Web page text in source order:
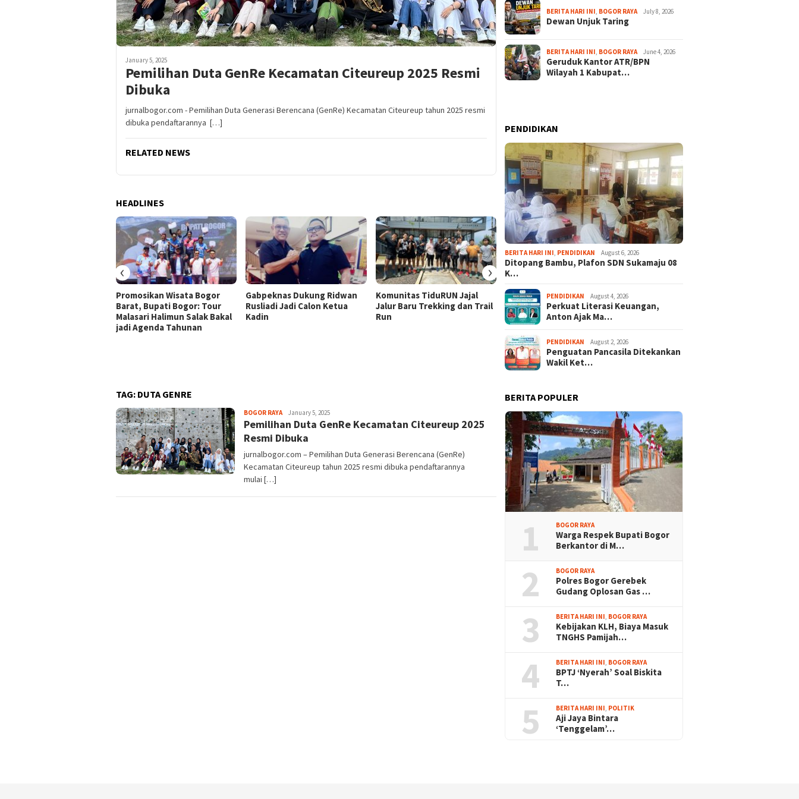
January 5, 2025
Pemilihan Duta GenRe Kecamatan Citeureup 2025 Resmi
Dibuka
jurnalbogor.com - Pemilihan Duta Generasi Berencana (GenRe) Kecamatan Citeureup tahun 2025 resmi
dibuka pendaftarannya […]
RELATED NEWS
HEADLINES
Promosikan Wisata Bogor
Barat, Bupati Bogor: Tour
Malasari Halimun Salak Bakal
jadi Agenda Tahunan
Gabpeknas Dukung Ridwan
Rusliadi Jadi Calon Ketua
Kadin
Komunitas TiduRUN Jajal
Jalur Baru Trekking dan Trail
Run
DPC Partai Demokrat
Kabupaten Bogor Gelar
Lomba Pidato “AHY Muda”,
Dorong Generasi Muda
Berani Bersuara dan Merawat
Demokrasi
Kabupaten Bogor Hadirkan
‹ ›
TAG: DUTA GENRE
BOGOR RAYASayyev
January 5, 2025
Pemilihan Duta GenRe Kecamatan Citeureup 2025
Resmi Dibuka
jurnalbogor.com – Pemilihan Duta Generasi Berencana (GenRe)
Kecamatan Citeureup tahun 2025 resmi dibuka pendaftarannya
mulai […]
BERITA HARI INI BOGOR RAYA July 8, 2026
Dewan Unjuk Taring
BERITA HARI INI BOGOR RAYA June 4, 2026
Geruduk Kantor ATR/BPN
Wilayah 1 Kabupat…
PENDIDIKAN
BERITA HARI INI PENDIDIKAN August 6, 2026
Ditopang Bambu, Plafon SDN Sukamaju 08
K…
PENDIDIKAN August 4, 2026
Perkuat Literasi Keuangan,
Anton Ajak Ma…
PENDIDIKAN August 2, 2026
Penguatan Pancasila Ditekankan
Wakil Ket…
BERITA POPULER
1 BOGOR RAYA
Warga Respek Bupati Bogor
Berkantor di M…
2 BOGOR RAYA
Polres Bogor Gerebek
Gudang Oplosan Gas …
3 BERITA HARI INI, BOGOR RAYA
Kebijakan KLH, Biaya Masuk
TNGHS Pamijah…
4 BERITA HARI INI, BOGOR RAYA
BPTJ ‘Nyerah’ Soal Biskita
T…
5 BERITA HARI INI, POLITIK
Aji Jaya Bintara
‘Tenggelam’…